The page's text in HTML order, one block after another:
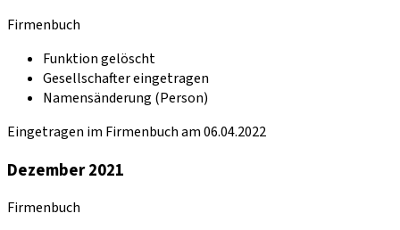
Firmenbuch
Funktion gelöscht
Gesellschafter eingetragen
Namensänderung (Person)
Eingetragen im Firmenbuch am 06.04.2022
Dezember 2021
Firmenbuch